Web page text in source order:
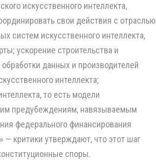
искусственного интеллекта,
свои действия с отраслью
систем искусственного интеллекта,
ускорение строительства и
данных и производителей
интеллекта;
то есть модели
предубеждениям, навязываемым
федерального финансирования
— критики утверждают, что этот шаг
споры.